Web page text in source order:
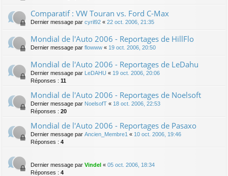
Comparatif : VW Touran vs. Ford C-Max
Dernier message par cyril92 « 22 oct. 2006, 21:35
Mondial de l'Auto 2006 - Reportages de HillFlo
Dernier message par flowww « 19 oct. 2006, 20:50
Mondial de l'Auto 2006 - Reportages de LeDahu
Dernier message par LeDAHU « 19 oct. 2006, 20:06
Réponses : 11
Mondial de l'Auto 2006 - Reportages de Noelsoft
Dernier message par NoelsofT « 18 oct. 2006, 22:53
Réponses : 20
Mondial de l'Auto 2006 - Reportages de Pasaxo
Dernier message par Ancien_Membre1 « 10 oct. 2006, 19:46
Réponses : 4
Dernier message par Vindel « 05 oct. 2006, 18:34
Réponses : 4